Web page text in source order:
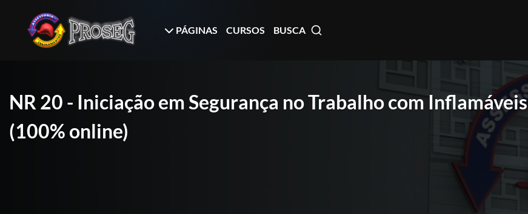
PÁGINAS CURSOS BUSCA
NR 20 - Iniciação em Segurança no Trabalho com Inflamáveis
(100% online)